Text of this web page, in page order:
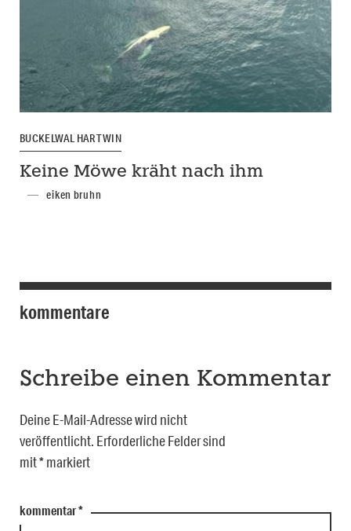
BUCKELWAL HARTWIN
Keine Möwe kräht nach ihm
eiken bruhn
kommentare
Schreibe einen Kommentar
Deine E-Mail-Adresse wird nicht
veröffentlicht. Erforderliche Felder sind
mit*markiert
kommentar*